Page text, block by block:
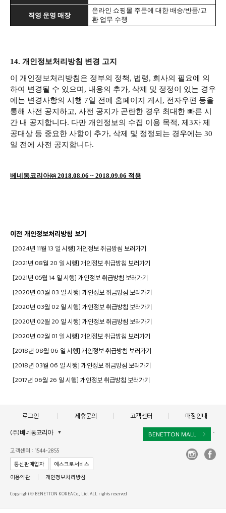
직영 운영 매장
온라인 쇼핑몰 주문에 대한 배송/반품/교
환 업무 수행
14. 개인정보처리방침 변경 고지
이 개인정보처리방침은 정부의 정책, 법령, 회사의 필요에 의
하여 변경될 수 있으며 , 내용의 추가, 삭제 및 정정이 있는 경우
에는 변경사항의 시행 7일 전에 홈페이지 게시 , 전자우편 등을
통해 사전 공지하고, 사전 공지가 곤란한 경우 최대한 빠른 시
간 내 공지합니다. 다만 개인정보의 수집 이용 목적, 제 3자 제
공대상 등 중요한 사항이 추가, 삭제 및 정정되는 경우에는 30
일 전에 사전 공지합니다.
베네통코리아㈜ 2018.08.06 ~ 2018.09.06 적용
이전 개인정보처리방침 보기
[2024년 11월 13 일 시행] 개인정보 취급방침 보러가기
[2021년 08월 20 일 시행] 개인정보 취급방침 보러가기
[2021년 05월 14 일 시행] 개인정보 취급방침 보러가기
[2020년 03월 03 일 시행] 개인정보 취급방침 보러가기
[2020년 03월 02 일 시행] 개인정보 취급방침 보러가기
[2020년 02월 20 일 시행] 개인정보 취급방침 보러가기
[2020년 02월 01 일 시행] 개인정보 취급방침 보러가기
[2018년 08월 06 일 시행] 개인정보 취급방침 보러가기
[2018년 03월 06 일 시행] 개인정보 취급방침 보러가기
[2017년 06월 26 일 시행] 개인정보 취급방침 보러가기
로그인 제휴문의 고객센터 매장안내
BENETTON MALL `
(주)베네통코리아 ▼
대표이사 : 김규완
주소 : 서울시 서초구 서초대로 398, 15층, 16층(서초동, 비엔케이디지털타워)
사업자 등록번호 : 211-86-40964
통신판매업신고 :제2017-서울서초-1250
고객센터 : 1544-2855
통신판매업자
에스크로서비스
이용약관
개인정보처리방침
Copyright © BENETTON KOREA Co., Ltd. ALL rights reserved